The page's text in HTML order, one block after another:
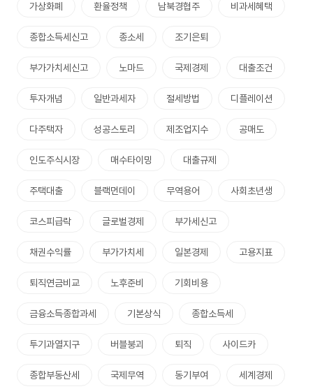
가상화폐 환율정책 남북경협주 비과세혜택
종합소득세신고 종소세 조기은퇴
부가가치세신고 노마드 국제경제 대출조건
투자개념 일반과세자 절세방법 디플레이션
다주택자 성공스토리 제조업지수 공매도
인도주식시장 매수타이밍 대출규제
주택대출 블랙먼데이 무역용어 사회초년생
코스피급락 글로벌경제 부가세신고
채권수익률 부가가치세 일본경제 고용지표
퇴직연금비교 노후준비 기회비용
금융소득종합과세 기본상식 종합소득세
투기과열지구 버블붕괴 퇴직 사이드카
종합부동산세 국제무역 동기부여 세계경제